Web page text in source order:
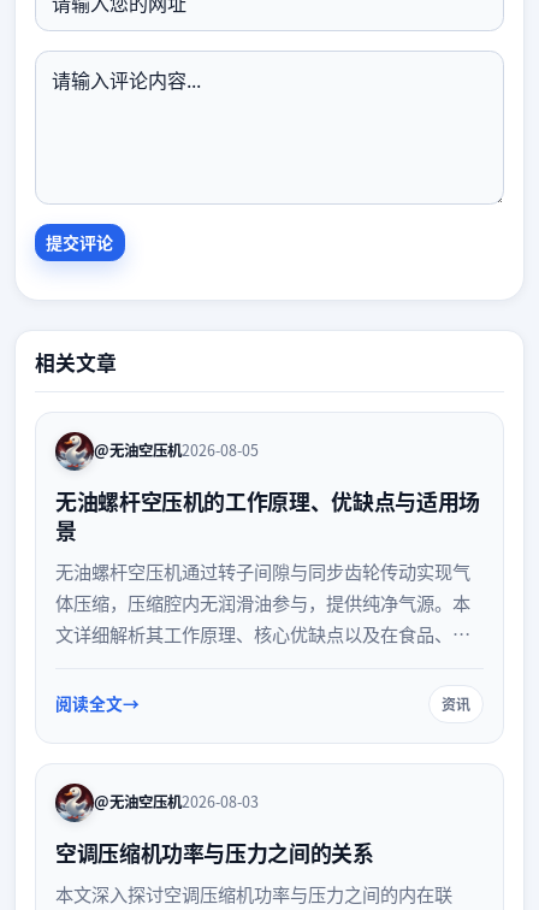
相关文章
@无油空压机2026-08-05
无油螺杆空压机的工作原理、优缺点与适用场
景
无油螺杆空压机通过转子间隙与同步齿轮传动实现气
体压缩，压缩腔内无润滑油参与，提供纯净气源。本
文详细解析其工作原理、核心优缺点以及在食品、医
力企业选型。
阅读全文 资讯
@无油空压机2026-08-03
空调压缩机功率与压力之间的关系
本文深入探讨空调压缩机功率与压力之间的内在联